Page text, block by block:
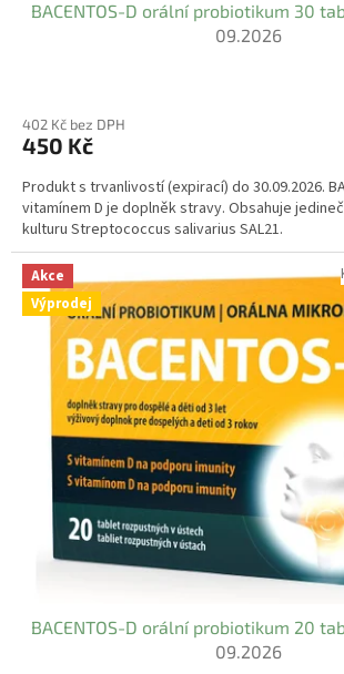
BACENTOS-D orální probiotikum 30
09.2026
402 Kč bez DPH
450 Kč
Produkt s trvanlivostí (expirací) do 30.09.2026.
vitamínem D je doplněk stravy. Obsahuje
kulturu Streptococcus salivarius SAL21.
Akce
Výprodej
BACENTOS-D orální probiotikum 20
09.2026